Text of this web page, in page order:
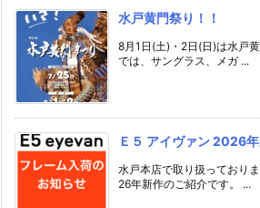
水戸黄門祭り！！
8月1日(土)・2日(日)は水戸
では、サングラス、メガ ...
Ｅ５ アイヴァン 2026
水戸本店で取り扱っており
26年新作のご紹介です。 ...